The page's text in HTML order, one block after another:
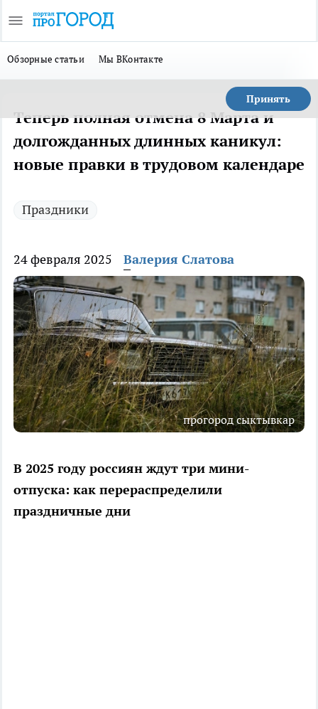
Обзорные статьи Мы ВКонтакте
Принять
Теперь полная отмена 8 Марта и
долгожданных длинных каникул:
новые правки в трудовом календаре
Праздники
24 февраля 2025 Валерия Слатова
прогород сыктывкар
В 2025 году россиян ждут три мини-
отпуска: как перераспределили
праздничные дни